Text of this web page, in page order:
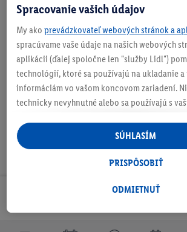
O produkte
Spracovanie vašich údajov
My ako prevádzkovateľ webových stránok a
spracúvame vaše údaje na našich webových
aplikácii (ďalej spoločne len "služby Lidl")
technológií, ktoré sa používajú na ukladanie
informáciám vo vašom koncovom zariadení.
technicky nevyhnutné alebo sa používajú s
personalizovanú reklamu v rámci služieb Lidl aj
ste účastníkom programu Lidl Plus, na tieto
aj údaje z vášho nákupného správania v
následne si vytvoríte účet Lidl Plus alebo sa
ODMIETNUŤ
PRISPÔSOBIŤ
SÚHLASÍM